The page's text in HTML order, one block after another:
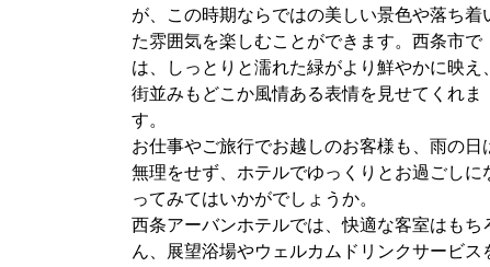
が、この時期ならではの美しい景色や落ち着
た雰囲気を楽しむことができます。西条市で
は、しっとりと濡れた緑がより鮮やかに映え、
街並みもどこか風情ある表情を見せてくれま
す。
お仕事やご旅行でお越しのお客様も、雨の日
無理をせず、ホテルでゆっくりとお過ごしに
ってみてはいかがでしょうか。
西条アーバンホテルでは、快適な客室はもち
ん、展望浴場やウェルカムドリンクサービス